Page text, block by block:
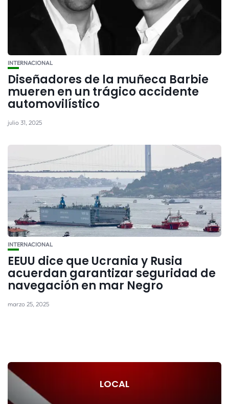
INTERNACIONAL
Diseñadores de la muñeca Barbie
mueren en un trágico accidente
automovilístico
julio 31, 2025
INTERNACIONAL
EEUU dice que Ucrania y Rusia
acuerdan garantizar seguridad de
navegación en mar Negro
marzo 25, 2025
LOCAL